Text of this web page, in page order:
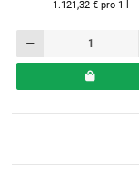
1.121,32 € pro 1 l